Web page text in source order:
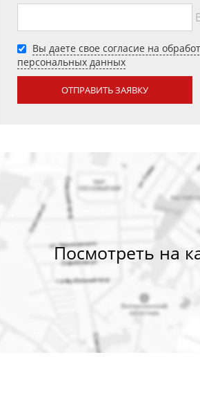
Вы даете свое согласие на
персональных данных
ОТПРАВИТЬ ЗАЯВКУ